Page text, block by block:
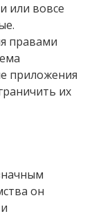
или вовсе
правами
приложения
их
он